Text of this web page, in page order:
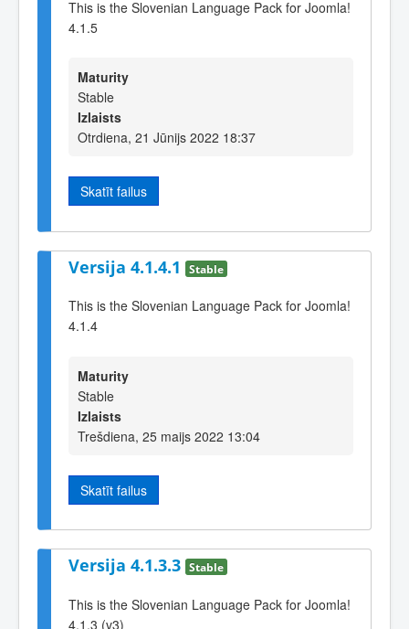
This is the Slovenian Language Pack for Joomla!
4.1.5
Maturity
Stable
Izlaists
Otrdiena, 21 Jūnijs 2022 18:37
Skatīt failus
Versija 4.1.4.1 Stable
This is the Slovenian Language Pack for Joomla!
4.1.4
Maturity
Stable
Izlaists
Trešdiena, 25 maijs 2022 13:04
Skatīt failus
Versija 4.1.3.3 Stable
This is the Slovenian Language Pack for Joomla!
4.1.3 (v3)